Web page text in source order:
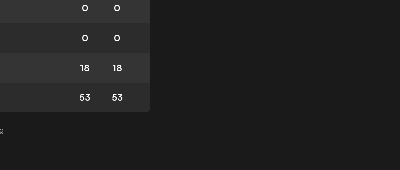
0 0
0 0
18 18
53 53